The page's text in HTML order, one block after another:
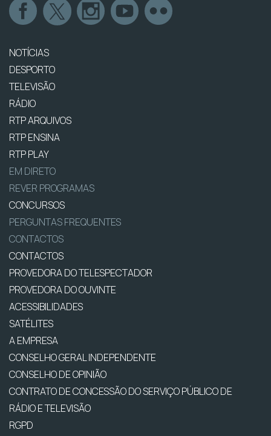
NOTÍCIAS
DESPORTO
TELEVISÃO
RÁDIO
RTP ARQUIVOS
RTP ENSINA
RTP PLAY
EM DIRETO
REVER PROGRAMAS
CONCURSOS
PERGUNTAS FREQUENTES
CONTACTOS
CONTACTOS
PROVEDORA DO TELESPECTADOR
PROVEDORA DO OUVINTE
ACESSIBILIDADES
SATÉLITES
A EMPRESA
CONSELHO GERAL INDEPENDENTE
CONSELHO DE OPINIÃO
CONTRATO DE CONCESSÃO DO SERVIÇO PÚBLICO DE
RÁDIO E TELEVISÃO
RGPD